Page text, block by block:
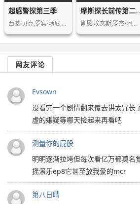
超感警探第三季
西蒙·贝克,罗宾·汤尼,Robin,Tunn…
摩斯探长前传第二季
肖恩·埃文斯,罗杰·阿拉姆,西恩·里格…
网友评论
Evsown
没看完一个剧情翻来覆去讲太冗长
虚的嫌疑等哪天捡起来再看吧
测量你的屁股
明明逐渐拉垮但每次看亿万都莫名
摇滚乐ep8它甚至放我爱的mcr
第八日晴